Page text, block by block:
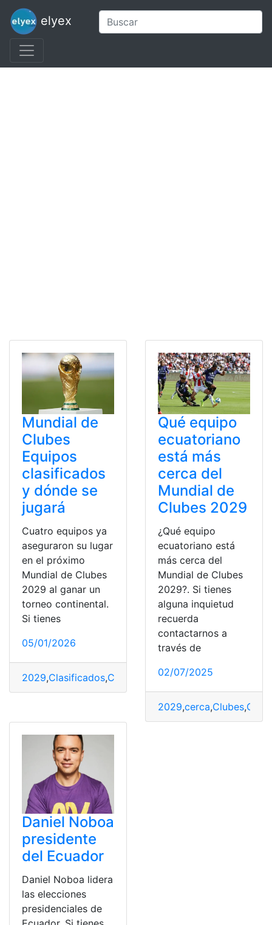
elyex
Mundial de
Clubes
Equipos
clasificados
y dónde se
jugará
Cuatro equipos ya
aseguraron su lugar
en el próximo
Mundial de Clubes
2029 al ganar un
torneo continental.
Si tienes
05/01/2026
2029,Clasificados,Clubes Dónde Equipos,
Qué equipo
ecuatoriano
está más
cerca del
Mundial de
Clubes 2029
¿Qué equipo
ecuatoriano está
más cerca del
Mundial de Clubes
2029?. Si tienes
alguna inquietud
recuerda
contactarnos a
través de
02/07/2025
2029,cerca,Clubes,
Daniel Noboa
presidente
del Ecuador
Daniel Noboa lidera
las elecciones
presidenciales de